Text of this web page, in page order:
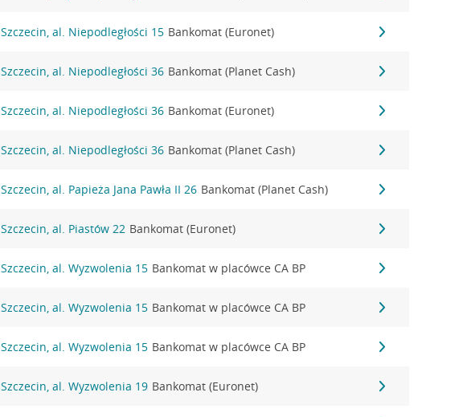
Szczecin, al. Niepodległości 15 Bankomat (Euronet)
Szczecin, al. Niepodległości 36 Bankomat (Planet Cash)
Szczecin, al. Niepodległości 36 Bankomat (Euronet)
Szczecin, al. Niepodległości 36 Bankomat (Planet Cash)
Szczecin, al. Papieża Jana Pawła II 26 Bankomat (Planet Cash)
Szczecin, al. Piastów 22 Bankomat (Euronet)
Szczecin, al. Wyzwolenia 15 Bankomat w placówce CA BP
Szczecin, al. Wyzwolenia 15 Bankomat w placówce CA BP
Szczecin, al. Wyzwolenia 15 Bankomat w placówce CA BP
Szczecin, al. Wyzwolenia 19 Bankomat (Euronet)